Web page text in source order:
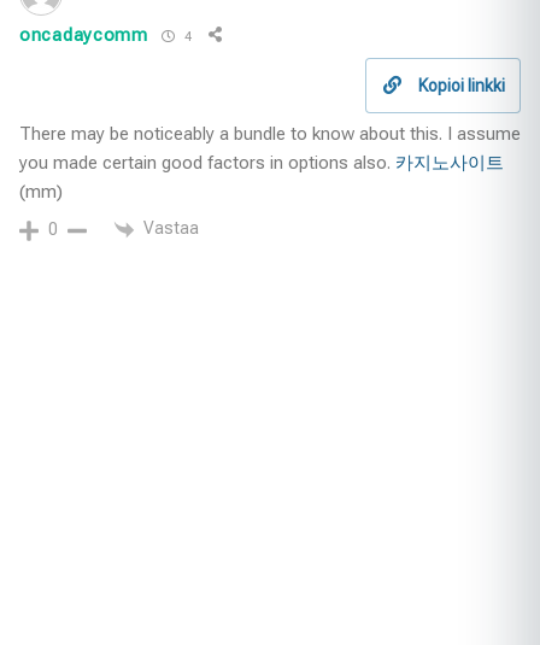
oncadaycomm 4
Kopioi linkki
There may be noticeably a bundle to know about this. I assume
you made certain good factors in options also. 카지노사이트
(mm)
0 Vastaa